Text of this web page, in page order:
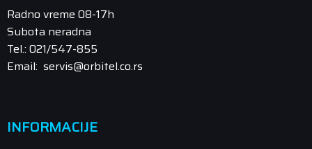
Radno vreme 08-17h
Subota neradna
Tel.: 021/547-855
Email: servis@orbitel.co.rs
INFORMACIJE